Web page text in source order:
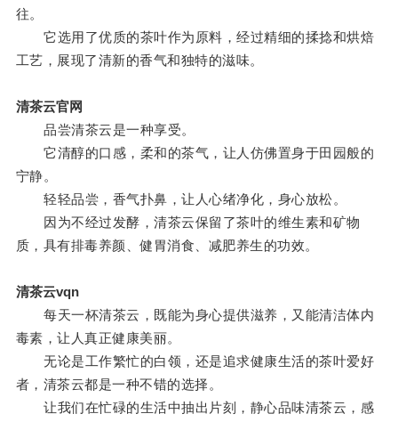
往。
它选用了优质的茶叶作为原料，经过精细的揉捻和烘焙
工艺，展现了清新的香气和独特的滋味。
清茶云官网
品尝清茶云是一种享受。
它清醇的口感，柔和的茶气，让人仿佛置身于田园般的
宁静。
轻轻品尝，香气扑鼻，让人心绪净化，身心放松。
因为不经过发酵，清茶云保留了茶叶的维生素和矿物
质，具有排毒养颜、健胃消食、减肥养生的功效。
清茶云vqn
每天一杯清茶云，既能为身心提供滋养，又能清洁体内
毒素，让人真正健康美丽。
无论是工作繁忙的白领，还是追求健康生活的茶叶爱好
者，清茶云都是一种不错的选择。
让我们在忙碌的生活中抽出片刻，静心品味清茶云，感